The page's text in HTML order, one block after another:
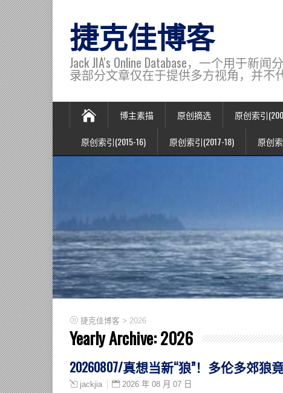
捷克佳博客
Jack JIA's Online Database，一个用于
录部分文章仅在于提供多方视角，并不
博主素描 原创摘选 原创索引
原创索引(2015-16) 原创索引(2017-18) 原创
捷克佳博客 > 2026
Yearly Archive:2026
20260807/真想当新“狼”！多伦多郊
jackjia 2026 年 08 月 07 日